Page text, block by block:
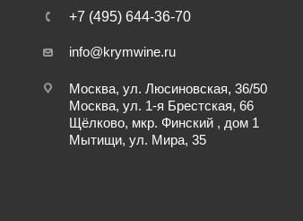
+7 (495) 644-36-70
info@krymwine.ru
Москва, ул. Люсиновская, 36/50
Москва, ул. 1-я Брестская, 66
Щёлково, мкр. Финский , дом 1
Мытищи, ул. Мира, 35